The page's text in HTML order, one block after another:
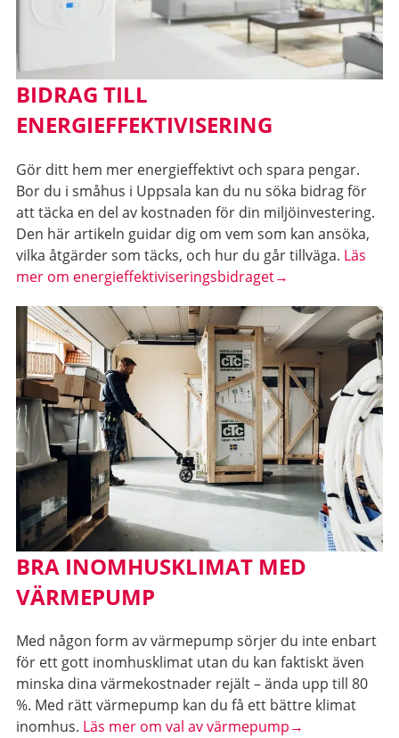
BIDRAG TILL
ENERGIEFFEKTIVISERING
Gör ditt hem mer energieffektivt och spara pengar.
Bor du i småhus i Uppsala kan du nu söka bidrag för
att täcka en del av kostnaden för din miljöinvestering.
Den här artikeln guidar dig om vem som kan ansöka,
vilka åtgärder som täcks, och hur du går tillväga. Läs
mer om energieffektiviseringsbidraget→
BRA INOMHUSKLIMAT MED
VÄRMEPUMP
Med någon form av värmepump sörjer du inte enbart
för ett gott inomhusklimat utan du kan faktiskt även
minska dina värmekostnader rejält – ända upp till 80
%. Med rätt värmepump kan du få ett bättre klimat
inomhus. Läs mer om val av värmepump→